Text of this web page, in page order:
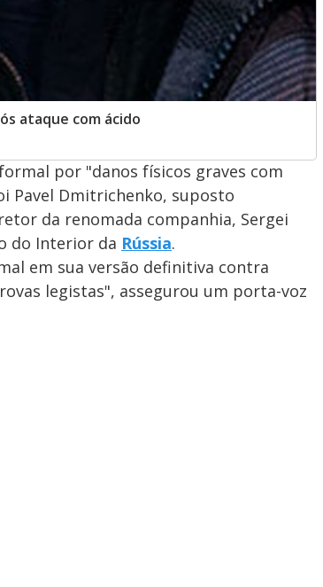
ataque com ácido
por "danos físicos graves com
Pavel Dmitrichenko, suposto
da renomada companhia, Sergei
do Interior da Rússia.
em sua versão definitiva contra
legistas", assegurou um porta-voz